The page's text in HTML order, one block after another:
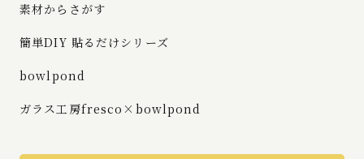
素材からさがす
簡単DIY 貼るだけシリーズ
bowlpond
ガラス工房fresco×bowlpond